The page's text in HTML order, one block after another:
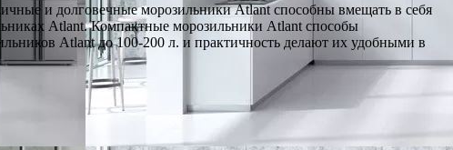
и долговечные морозильники Atlant способны вмещать в себя
Atlant. Компактные морозильники Atlant способы
Atlant до 100-200 л. и практичность делают их удобными в